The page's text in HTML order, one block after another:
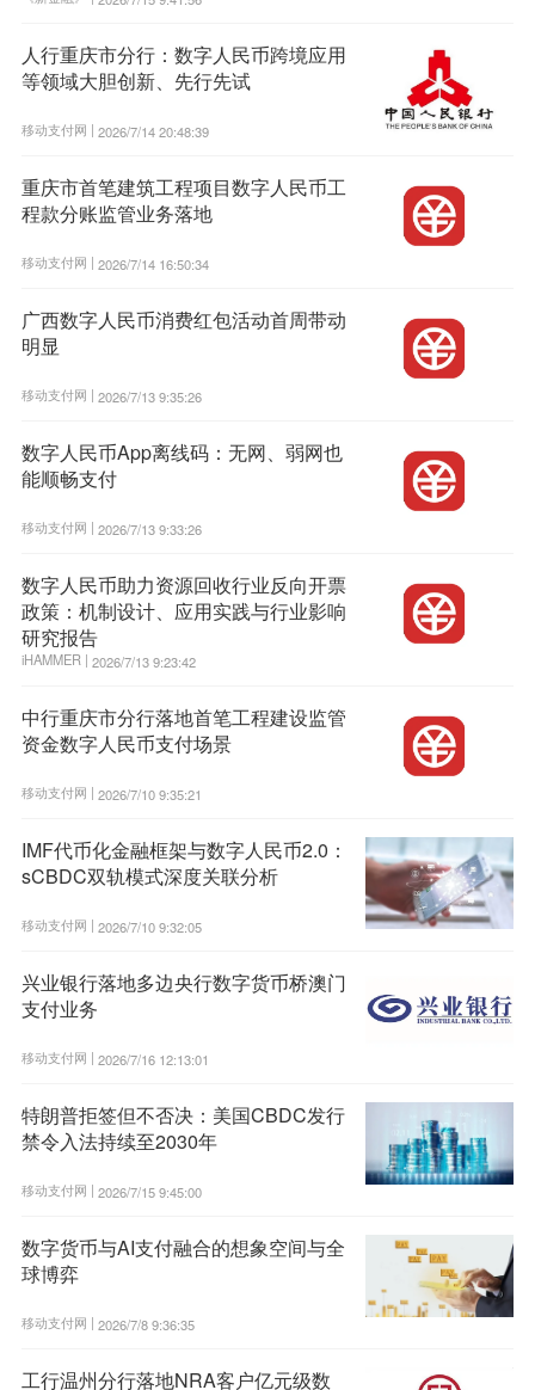
人行重庆市分行：数字人民币跨境应用
等领域大胆创新、先行先试
移动支付网 | 2026/7/14 20:48:39
重庆市首笔建筑工程项目数字人民币工
程款分账监管业务落地
移动支付网 | 2026/7/14 16:50:34
广西数字人民币消费红包活动首周带动
明显
移动支付网 | 2026/7/13 9:35:26
数字人民币App离线码：无网、弱网也
能顺畅支付
移动支付网 | 2026/7/13 9:33:26
数字人民币助力资源回收行业反向开票
政策：机制设计、应用实践与行业影响
研究报告
iHAMMER | 2026/7/13 9:23:42
中行重庆市分行落地首笔工程建设监管
资金数字人民币支付场景
移动支付网 | 2026/7/10 9:35:21
IMF代币化金融框架与数字人民币2.0：
sCBDC双轨模式深度关联分析
移动支付网 | 2026/7/10 9:32:05
兴业银行落地多边央行数字货币桥澳门
支付业务
移动支付网 | 2026/7/16 12:13:01
特朗普拒签但不否决：美国CBDC发行
禁令入法持续至2030年
移动支付网 | 2026/7/15 9:45:00
数字货币与AI支付融合的想象空间与全
球博弈
移动支付网 | 2026/7/8 9:36:35
工行温州分行落地NRA客户亿元级数